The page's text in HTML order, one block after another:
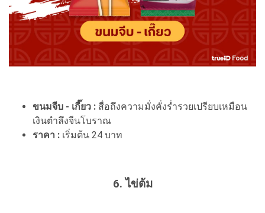
ขนมจีบ - เกี๊ยว : สื่อถึงความมั่งคั่งร่ำรวยเปรียบเหมือน
เงินตำลึงจีนโบราณ
ราคา : เริ่มต้น 24 บาท
6. ไข่ต้ม